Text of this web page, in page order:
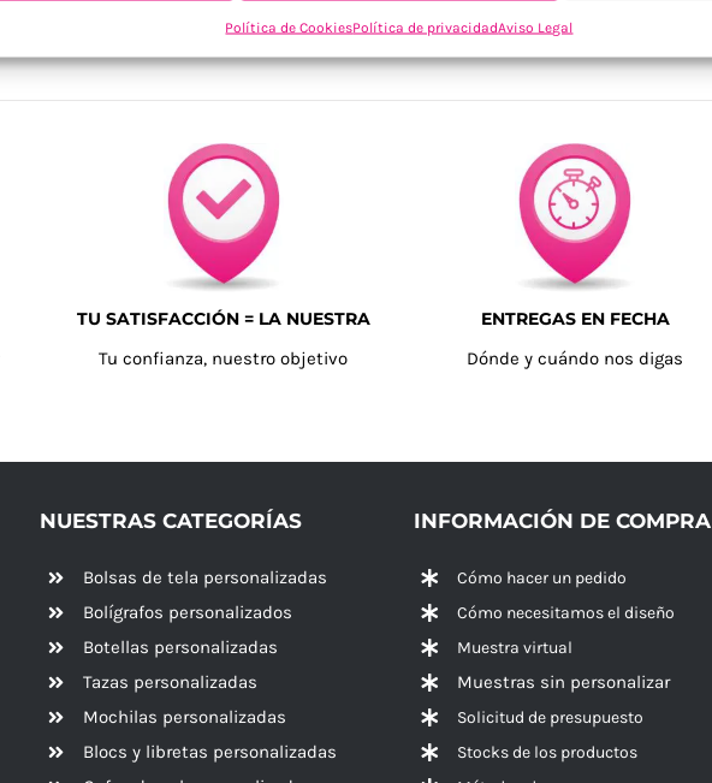
Política de CookiesPolítica de privacidadAviso Legal
TU SATISFACCIÓN = LA NUESTRA
Tu confianza, nuestro objetivo
ENTREGAS EN FECHA
Dónde y cuándo nos digas
NUESTRAS CATEGORÍAS
Bolsas de tela personalizadas
Bolígrafos personalizados
Botellas personalizadas
Tazas personalizadas
Mochilas personalizadas
Blocs y libretas personalizadas
INFORMACIÓN DE COMPRA
Cómo hacer un pedido
Cómo necesitamos el diseño
Muestra virtual
Muestras sin personalizar
Solicitud de presupuesto
Stocks de los productos